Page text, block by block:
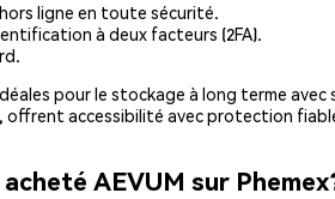
ligne en toute sécurité.
à deux facteurs (2FA).
pour le stockage à long terme
accessibilité avec protection
AEVUM sur